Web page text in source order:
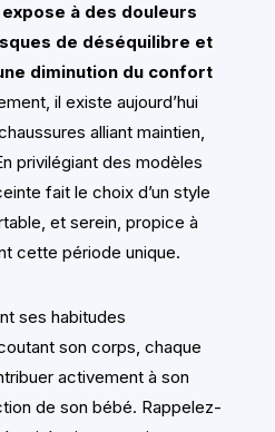
à des douleurs
de déséquilibre et
diminution du confort
il existe aujourd’hui
alliant maintien,
privilégiant des modèles
fait le choix d’un style
et serein, propice à
cette période unique.
ses habitudes
son corps, chaque
activement à son
de son bébé. Rappelez-